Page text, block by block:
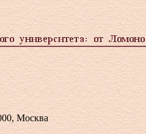
Москва